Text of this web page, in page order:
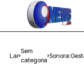
Lar
Sem
categoria